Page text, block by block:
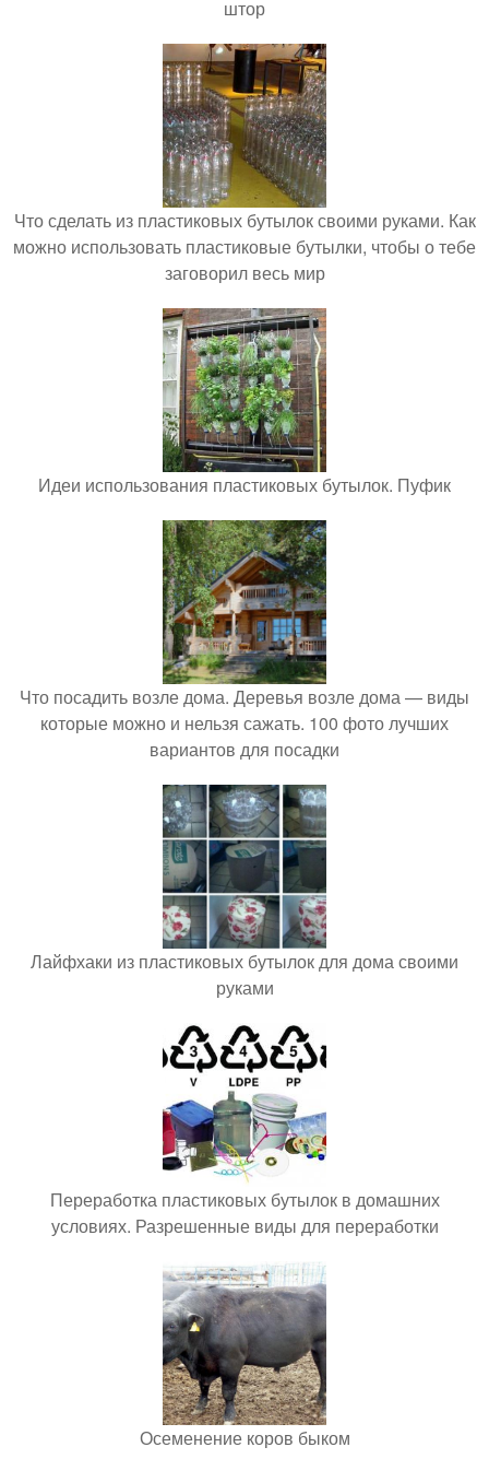
штор
Что сделать из пластиковых бутылок своими руками. Как
можно использовать пластиковые бутылки, чтобы о тебе
заговорил весь мир
Идеи использования пластиковых бутылок. Пуфик
Что посадить возле дома. Деревья возле дома — виды
которые можно и нельзя сажать. 100 фото лучших
вариантов для посадки
Лайфхаки из пластиковых бутылок для дома своими
руками
Переработка пластиковых бутылок в домашних
условиях. Разрешенные виды для переработки
Осеменение коров быком